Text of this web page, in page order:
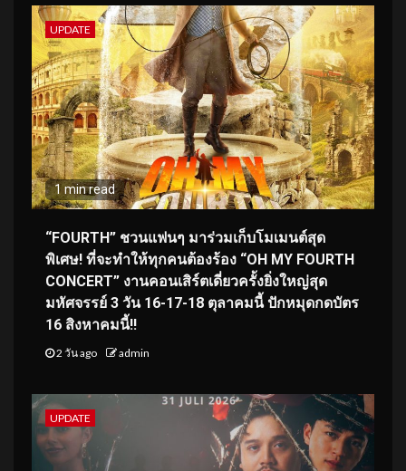
UPDATE
1 min read
“FOURTH” ชวนแฟนๆ มาร่วมเก็บโมเมนต์สุด
พิเศษ! ที่จะทำให้ทุกคนต้องร้อง “OH MY FOURTH
CONCERT” งานคอนเสิร์ตเดี่ยวครั้งยิ่งใหญ่สุด
มหัศจรรย์ 3 วัน 16-17-18 ตุลาคมนี้ ปักหมุดกดบัตร
16 สิงหาคมนี้!!
2 วัน ago admin
UPDATE